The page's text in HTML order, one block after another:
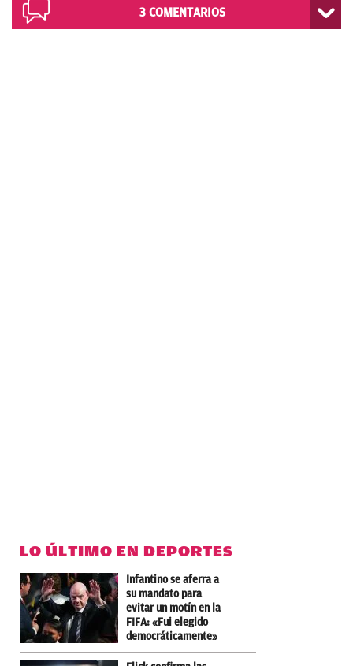
3 COMENTARIOS
LO ÚLTIMO EN DEPORTES
Infantino se aferra a
su mandato para
evitar un motín en la
FIFA: «Fui elegido
democráticamente»